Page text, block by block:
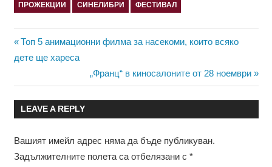
ПРОЖЕКЦИИ СИНЕЛИБРИ ФЕСТИВАЛ
Навигация
Previous
Post:
Топ 5 анимационни филма за насекоми, които всяко
дете ще хареса
Next
Post:
„Франц“ в киносалоните от 28 ноември
LEAVE A REPLY
Вашият имейл адрес няма да бъде публикуван.
Задължителните полета са отбелязани с *